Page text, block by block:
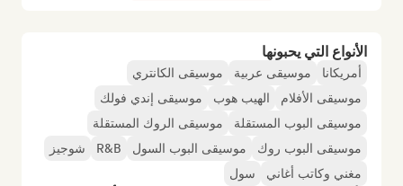
الأنواع التي يحبونها
أمريكانا موسيقى عربية
موسيقى الكانتري
موسيقى الأفلام
الهيب هوب
موسيقى إندي فولك
موسيقى البوب المستقلة
موسيقى الروك المستقلة
موسيقى البوب روك
موسيقى البوب السول R&B
شوجيز
مغني وكاتب أغاني
سول